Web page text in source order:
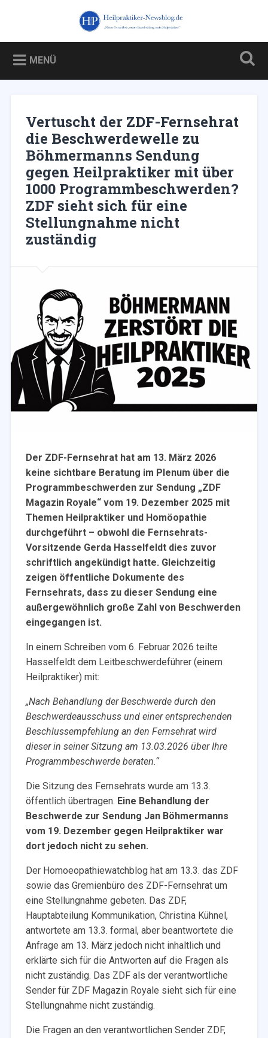
Heilpraktiker-Newsblog.de
Blog über und für Heilpraktiker – und über die Kampagne
gegen sie
MENÜ
Vertuscht der ZDF-Fernsehrat
die Beschwerdewelle zu
Böhmermanns Sendung
gegen Heilpraktiker mit über
1000 Programmbeschwerden?
ZDF sieht sich für eine
Stellungnahme nicht
zuständig
Der ZDF-Fernsehrat hat am 13. März 2026
keine sichtbare Beratung im Plenum über die
Programmbeschwerden zur Sendung „ZDF
Magazin Royale“ vom 19. Dezember 2025 mit
Themen Heilpraktiker und Homöopathie
durchgeführt – obwohl die Fernsehrats-
Vorsitzende Gerda Hasselfeldt dies zuvor
schriftlich angekündigt hatte. Gleichzeitig
zeigen öffentliche Dokumente des
Fernsehrats, dass zu dieser Sendung eine
außergewöhnlich große Zahl von Beschwerden
eingegangen ist.
In einem Schreiben vom 6. Februar 2026 teilte
Hasselfeldt dem Leitbeschwerdeführer (einem
Heilpraktiker) mit:
„Nach Behandlung der Beschwerde durch den
Beschwerdeausschuss und einer entsprechenden
Beschlussempfehlung an den Fernsehrat wird
dieser in seiner Sitzung am 13.03.2026 über Ihre
Programmbeschwerde beraten.“
Die Sitzung des Fernsehrats wurde am 13.3.
öffentlich übertragen. Eine Behandlung der
Beschwerde zur Sendung Jan Böhmermanns
vom 19. Dezember gegen Heilpraktiker war
dort jedoch nicht zu sehen.
Der Homoeopathiewatchblog hat am 13.3. das ZDF
sowie das Gremienbüro des ZDF-Fernsehratum
eine Stellungnahme gebeten. Das ZDF,
Hauptabteilung Kommunikation, Christina Kühnel,
antwortete am 13.3. formal, aber beantwortete die
Anfrage am 13. März jedoch nicht inhaltlich und
erklärte sich für die Antworten auf die Fragen als
nicht zuständig. Das ZDF als der verantwortliche
Sender für ZDF Magazin Royale sieht sich für eine
Stellungnahme nicht zuständig.
Die Fragen an den verantwortlichen Sender ZDF,